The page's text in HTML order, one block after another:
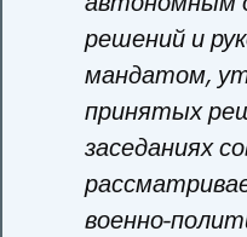
решений и
мандатом,
принятых
заседаниях
военно-